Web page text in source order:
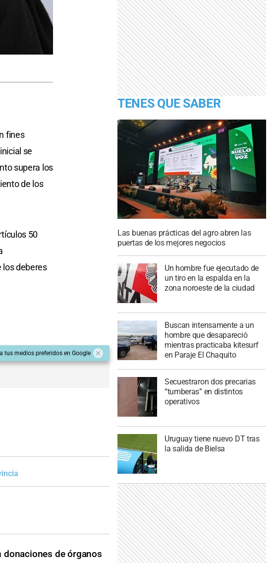
fines
se
supera los
de los
50
los deberes
tus medios preferidos en Google
donaciones de órganos
TENES QUE SABER
Las buenas prácticas del agro abren las
puertas de los mejores negocios
Un hombre fue ejecutado de
un tiro en la espalda en la
zona noroeste de la ciudad
Buscan intensamente a un
hombre que desapareció
mientras practicaba kitesurf
en Paraje El Chaquito
Secuestraron dos precarias
“tumberas” en distintos
operativos
Uruguay tiene nuevo DT tras
la salida de Bielsa